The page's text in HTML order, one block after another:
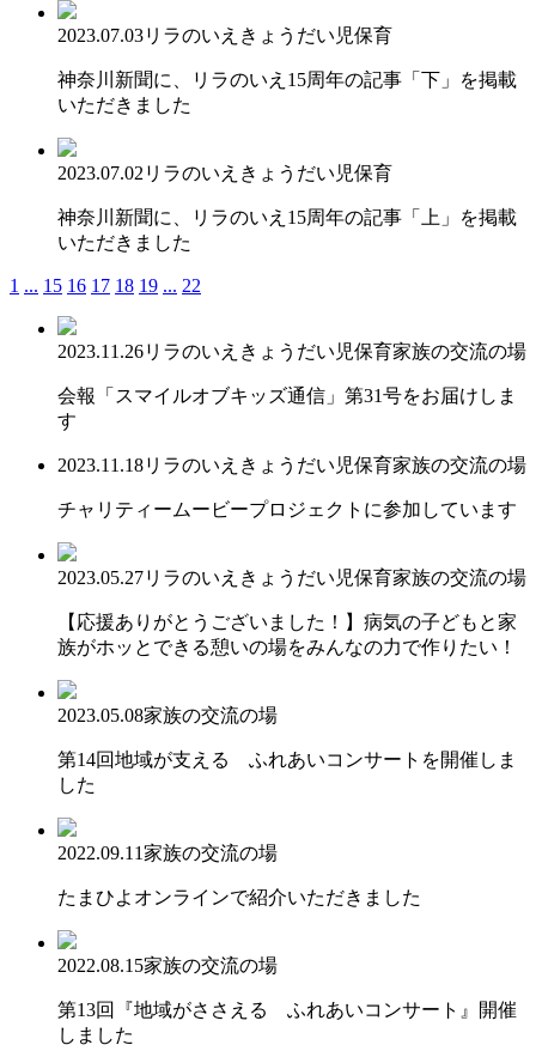
2023.07.03リラのいえ きょうだい児保育
神奈川新聞に、リラのいえ15周年の記事「下」を掲載
いただきました
2023.07.02 リラのいえ きょうだい児保育
神奈川新聞に、リラのいえ15周年の記事「上」を掲載
いただきました
1 ... 15 16 17 18 19 ... 22
2023.11.26リラのいえ きょうだい児保育家族の交流の場
会報「スマイルオブキッズ通信」第31号をお届けしま
す
2023.11.18リラのいえ きょうだい児保育家族の交流の場
チャリティームービープロジェクトに参加しています
2023.05.27リラのいえ きょうだい児保育家族の交流の場
【応援ありがとうございました！】病気の子どもと家
族がホッとできる憩いの場をみんなの力で作りたい！
2023.05.08家族の交流の場
第14回地域が支える ふれあいコンサートを開催しま
した
2022.09.11家族の交流の場
たまひよオンラインで紹介いただきました
2022.08.15家族の交流の場
第13回『地域がささえる ふれあいコンサート』開催
しました